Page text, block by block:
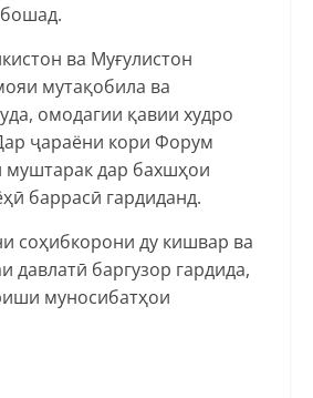
ва Муғулистон
мутақобила ва
омодагии қавии худро
ҷараёни кори Форум
муштарак дар бахшҳои
баррасӣ гардиданд.
соҳибкорони ду кишвар ва
баргузор гардида,
муносибатҳои